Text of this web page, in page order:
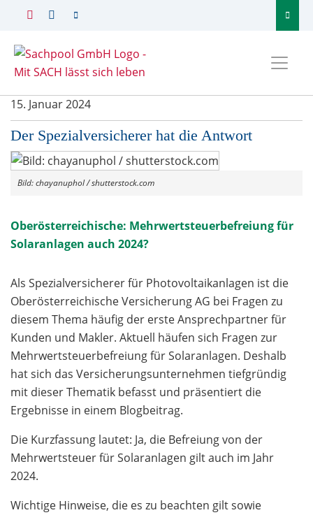
15. Januar 2024
Der Spezialversicherer hat die Antwort
Bild: chayanuphol / shutterstock.com
Oberösterreichische: Mehrwertsteuerbefreiung für
Solaranlagen auch 2024?
Als Spezialversicherer für Photovoltaikanlagen ist die
Oberösterreichische Versicherung AG bei Fragen zu
diesem Thema häufig der erste Ansprechpartner für
Kunden und Makler. Aktuell häufen sich Fragen zur
Mehrwertsteuerbefreiung für Solaranlagen. Deshalb
hat sich das Versicherungsunternehmen tiefgründig
mit dieser Thematik befasst und präsentiert die
Ergebnisse in einem Blogbeitrag.
Die Kurzfassung lautet: Ja, die Befreiung von der
Mehrwertsteuer für Solaranlagen gilt auch im Jahr
2024.
Wichtige Hinweise, die es zu beachten gilt sowie